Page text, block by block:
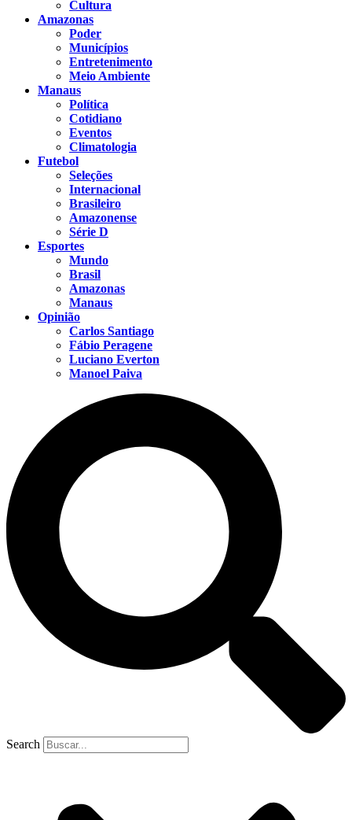
Cultura
Amazonas
Poder
Municípios
Entretenimento
Meio Ambiente
Manaus
Política
Cotidiano
Eventos
Climatologia
Futebol
Seleções
Internacional
Brasileiro
Amazonense
Série D
Esportes
Mundo
Brasil
Amazonas
Manaus
Opinião
Carlos Santiago
Fábio Peragene
Luciano Everton
Manoel Paiva
Search